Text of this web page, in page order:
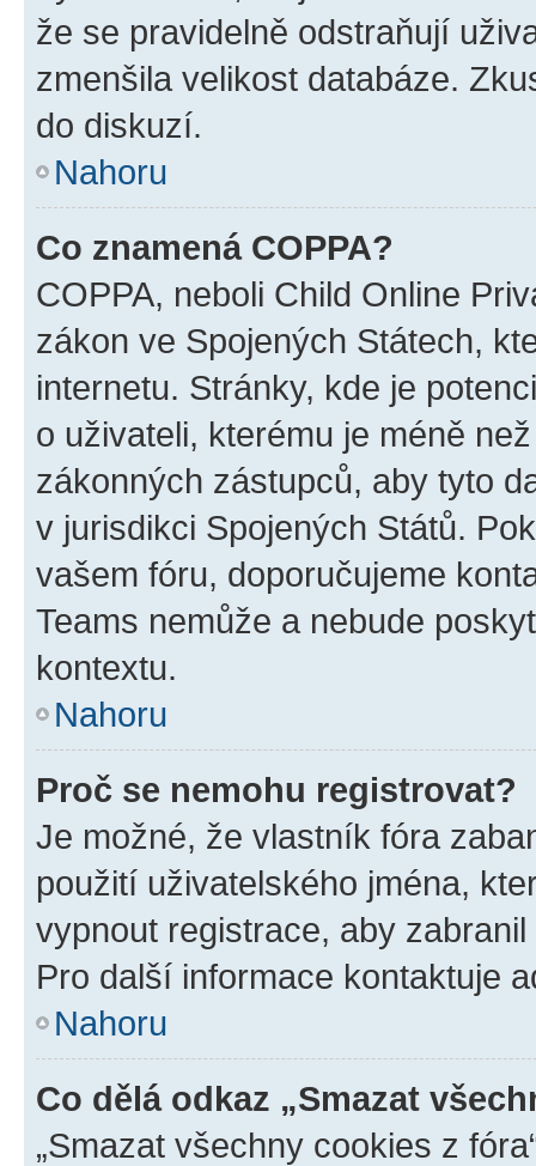
že se pravidelně odstraňují
zmenšila velikost databáze.
do diskuzí.
Nahoru
Co znamená COPPA?
COPPA, neboli Child Online
zákon ve Spojených Státech,
internetu. Stránky, kde je
o uživateli, kterému je méně
zákonných zástupců, aby tyto
v jurisdikci Spojených Států.
vašem fóru, doporučujeme
Teams nemůže a nebude
kontextu.
Nahoru
Proč se nemohu registrovat?
Je možné, že vlastník fóra
použití uživatelského jména,
vypnout registrace, aby
Pro další informace kontaktuje
Nahoru
Co dělá odkaz „Smazat
„Smazat všechny cookies z